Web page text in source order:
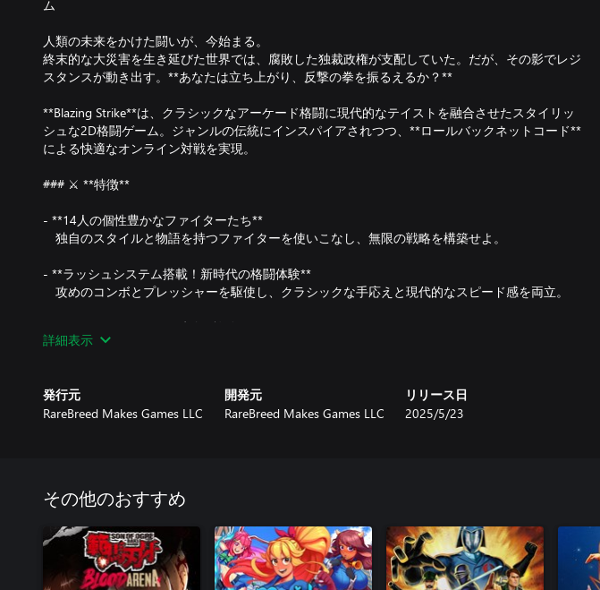
ム
人類の未来をかけた闘いが、今始まる。
終末的な大災害を生き延びた世界では、腐敗した独裁政権が支配していた。だが、その影でレジ
スタンスが動き出す。**あなたは立ち上がり、反撃の拳を振るえるか？**
**Blazing Strike**は、クラシックなアーケード格闘に現代的なテイストを融合させたスタイリッ
シュな2D格闘ゲーム。ジャンルの伝統にインスパイアされつつ、**ロールバックネットコード**
による快適なオンライン対戦を実現。
### ⚔️ **特徴**
- **14人の個性豊かなファイターたち**
独自のスタイルと物語を持つファイターを使いこなし、無限の戦略を構築せよ。
- **ラッシュシステム搭載！新時代の格闘体験**
攻めのコンボとプレッシャーを駆使し、クラシックな手応えと現代的なスピード感を両立。
- **ストーリーモード：反乱の旅路**
主人公ジェイクと仲間たちと共に崩壊した世界を巡り、真実を暴き、革命の炎を燃やせ。
毎回異なるルールと障害で構成されたバトルで自らの限界に挑戦。
- **オンライン対戦：ラグなしの世界対戦**
ロールバックネットコードによって、距離を越えてもストレスフリーなバトルを実現。
- **トレーニングモード：上達への近道**
ヒットボックスの表示、入力履歴、ダミー操作の記録＆再生など、上級者向けのツールが充
実。
詳細表示
発行元
RareBreed Makes Games LLC
開発元
RareBreed Makes Games LLC
リリース日
2025/5/23
その他のおすすめ